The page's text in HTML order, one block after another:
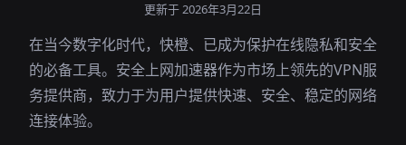
更新于 2026年3月22日
在当今数字化时代，快橙、已成为保护在线隐私和安全
的必备工具。安全上网加速器作为市场上领先的VPN服
务提供商，致力于为用户提供快速、安全、稳定的网络
连接体验。